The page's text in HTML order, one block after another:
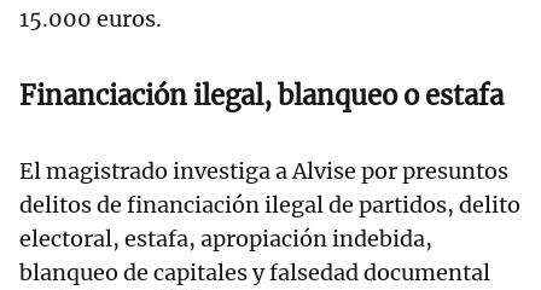
15.000 euros.
Financiación ilegal, blanqueo o estafa
El magistrado investiga a Alvise por presuntos
delitos de financiación ilegal de partidos, delito
electoral, estafa, apropiación indebida,
blanqueo de capitales y falsedad documental